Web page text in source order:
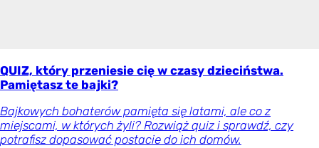
QUIZ, który przeniesie cię w czasy dzieciństwa.
Pamiętasz te bajki?
Bajkowych bohaterów pamięta się latami, ale co z
miejscami, w których żyli? Rozwiąż quiz i sprawdź, czy
potrafisz dopasować postacie do ich domów.